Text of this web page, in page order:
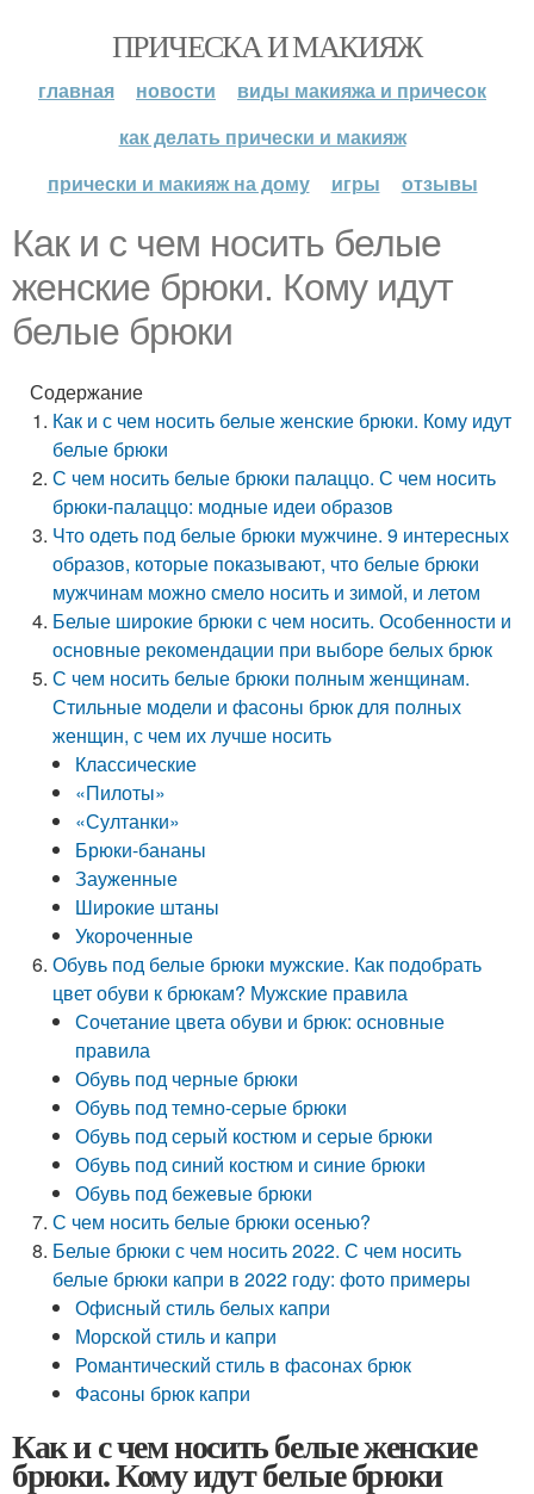
ПРИЧЕСКА И МАКИЯЖ
главная новости
виды макияжа и причесок
как делать прически и макияж
прически и макияж на дому
игры отзывы
Как и с чем носить белые
женские брюки. Кому идут
белые брюки
Содержание
Как и с чем носить белые женские брюки. Кому идут
белые брюки
С чем носить белые брюки палаццо. С чем носить
брюки-палаццо: модные идеи образов
Что одеть под белые брюки мужчине. 9 интересных
образов, которые показывают, что белые брюки
мужчинам можно смело носить и зимой, и летом
Белые широкие брюки с чем носить. Особенности и
основные рекомендации при выборе белых брюк
С чем носить белые брюки полным женщинам.
Стильные модели и фасоны брюк для полных
женщин, с чем их лучше носить
Классические
«Пилоты»
«Султанки»
Брюки-бананы
Зауженные
Широкие штаны
Укороченные
Обувь под белые брюки мужские. Как подобрать
цвет обуви к брюкам? Мужские правила
Сочетание цвета обуви и брюк: основные
правила
Обувь под черные брюки
Обувь под темно-серые брюки
Обувь под серый костюм и серые брюки
Обувь под синий костюм и синие брюки
Обувь под бежевые брюки
С чем носить белые брюки осенью?
Белые брюки с чем носить 2022. С чем носить
белые брюки капри в 2022 году: фото примеры
Офисный стиль белых капри
Морской стиль и капри
Романтический стиль в фасонах брюк
Фасоны брюк капри
Как и с чем носить белые женские
брюки. Кому идут белые брюки